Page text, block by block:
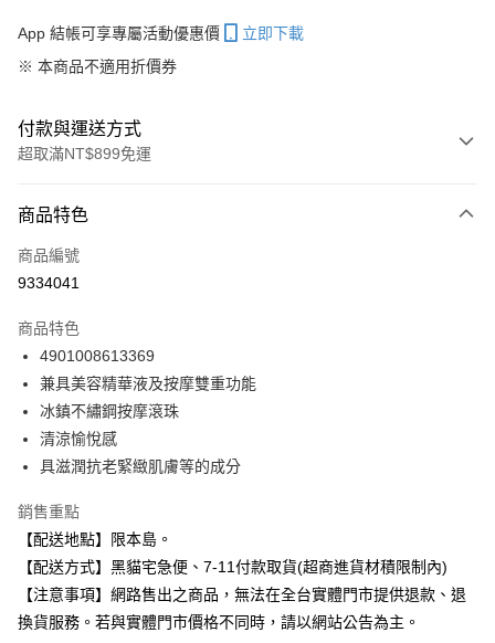
App 結帳可享專屬活動優惠價
立即下載
※ 本商品不適用折價券
付款與運送方式
超取滿NT$899免運
信用卡一次付款
信用卡分期付款
合作金庫商業銀行
華南商業銀行
上海商業儲蓄銀行
國泰世華商業銀行
臺灣中小企業銀行
匯豐（台灣）商業銀行
聯邦商業銀行
元大商業銀行
台新國際商業銀行
台灣樂天信用卡公司
LINE Pay
Apple Pay
街口支付
悠遊付
Google Pay
全盈+PAY
大哥付你分期
商品特色
商品編號
9334041
商品特色
4901008613369
兼具美容精華液及按摩雙重功能
冰鎮不繡鋼按摩滾珠
清涼愉悅感
具滋潤抗老緊緻肌膚等的成分
銷售重點
【配送地點】限本島。
【配送方式】黑貓宅急便、7-11付款取貨(超商進貨材積限制內)
【注意事項】網路售出之商品，無法在全台實體門市提供退款、退
換貨服務。若與實體門市價格不同時，請以網站公告為主。